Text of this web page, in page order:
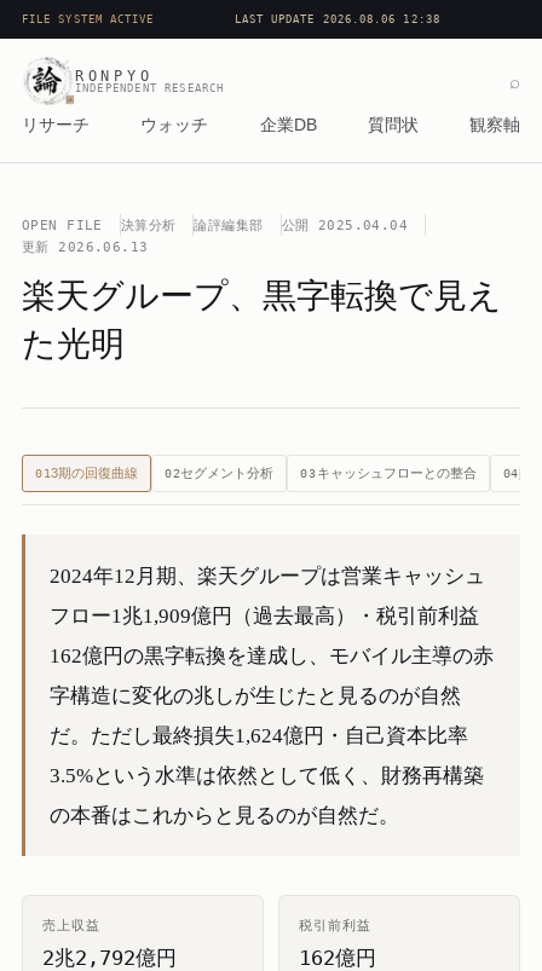
FILE SYSTEM ACTIVE LAST UPDATE 2026.08.06 12:38
RONPYO
INDEPENDENT RESEARCH
リサーチ ウォッチ 企業DB 質問状 観察軸
⌕
OPEN FILE 決算分析 論評編集部 公開 2025.04.04
更新 2026.06.13
楽天グループ、黒字転換で見え
た光明
013期の回復曲線 02セグメント分析 03キャッシュフローとの整合 04
2024年12月期、楽天グループは営業キャッシュ
フロー1兆1,909億円（過去最高）・税引前利益
162億円の黒字転換を達成し、モバイル主導の赤
字構造に変化の兆しが生じたと見るのが自然
だ。ただし最終損失1,624億円・自己資本比率
3.5%という水準は依然として低く、財務再構築
の本番はこれからと見るのが自然だ。
売上収益
2兆2,792億円
税引前利益
162億円